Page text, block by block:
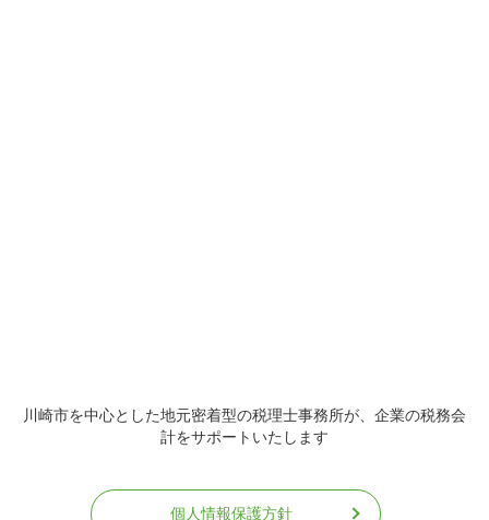
川崎市を中心とした地元密着型の税理士事務所が、企業の税務会
計をサポートいたします
個人情報保護方針